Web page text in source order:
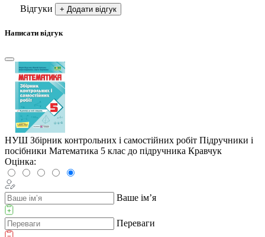
Відгуки
+ Додати відгук
Написати відгук
НУШ Збірник контрольних і самостійних робіт Пiдручники i
посiбники Математика 5 клас до підручника Кравчук
Оцінка:
Ваше ім’я
Переваги